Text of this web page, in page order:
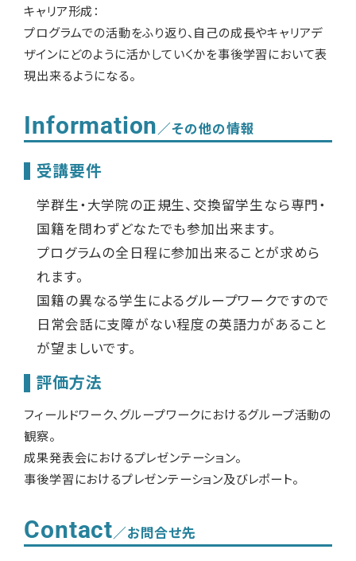
キャリア形成：
プログラムでの活動をふり返り、自己の成長やキャリアデ
ザインにどのように活かしていくかを事後学習において表
現出来るようになる。
Information／その他の情報
受講要件
学群生・大学院の正規生、交換留学生なら専門・
国籍を問わずどなたでも参加出来ます。
プログラムの全日程に参加出来ることが求めら
れます。
国籍の異なる学生によるグループワークですので
日常会話に支障がない程度の英語力があること
が望ましいです。
評価方法
フィールドワーク、グループワークにおけるグループ活動の
観察。
成果発表会におけるプレゼンテーション。
事後学習におけるプレゼンテーション及びレポート。
Contact／お問合せ先